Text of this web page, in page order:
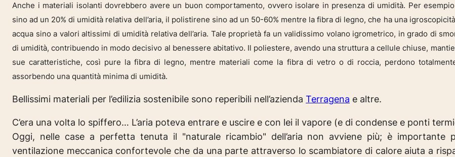
Anche i materiali isolanti dovrebbero avere un buon comportamento, ovvero isolare in presenza di umidità. Per
sino ad un 20% di umidità relativa dell’aria, il polistirene sino ad un 50-60% mentre la fibra di legno, che ha una
acqua sino a valori altissimi di umidità relativa dell’aria. Tale proprietà fa un validissimo volano igrometrico, in grado di
di umidità, contribuendo in modo decisivo al benessere abitativo. Il poliestere, avendo una struttura a cellule chiuse,
sue caratteristiche, così pure la fibra di legno, mentre materiali come la fibra di vetro o di roccia, perdono
assorbendo una quantità minima di umidità.
Bellissimi materiali per l’edilizia sostenibile sono reperibili nell’azienda Terragena e altre.
C’era una volta lo spiffero… L’aria poteva entrare e uscire e con lei il vapore (e di condense e ponti
Oggi, nelle case a perfetta tenuta il "naturale ricambio" dell’aria non avviene più; è importante
ventilazione meccanica confortevole che da una parte attraverso lo scambiatore di calore aiuta a